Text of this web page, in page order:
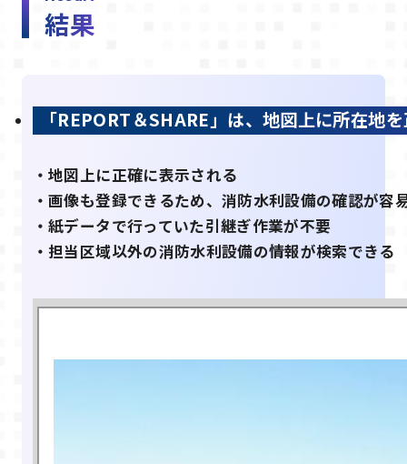
結果
「REPORT＆SHARE」は、地図上に所在地
・地図上に正確に表示される
・画像も登録できるため、消防水利設備の確認が容
・紙データで行っていた引継ぎ作業が不要
・担当区域以外の消防水利設備の情報が検索できる